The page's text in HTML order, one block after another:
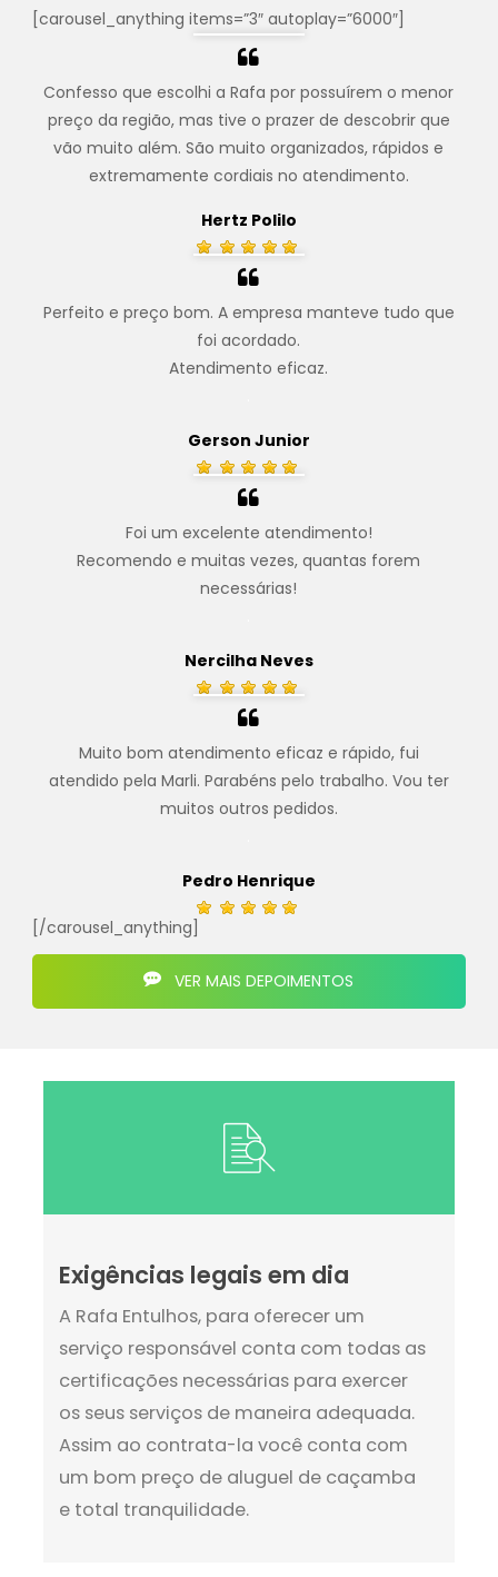
[carousel_anything items=”3″ autoplay=”6000″]
Confesso que escolhi a Rafa por possuírem o menor
preço da região, mas tive o prazer de descobrir que
vão muito além. São muito organizados, rápidos e
extremamente cordiais no atendimento.
Hertz Polilo
Perfeito e preço bom. A empresa manteve tudo que
foi acordado.
Atendimento eficaz.
Gerson Junior
Foi um excelente atendimento!
Recomendo e muitas vezes, quantas forem
necessárias!
Nercilha Neves
Muito bom atendimento eficaz e rápido, fui
atendido pela Marli. Parabéns pelo trabalho. Vou ter
muitos outros pedidos.
Pedro Henrique
[/carousel_anything]
VER MAIS DEPOIMENTOS
Exigências legais em dia
A Rafa Entulhos, para oferecer um
serviço responsável conta com todas as
certificações necessárias para exercer
os seus serviços de maneira adequada.
Assim ao contrata-la você conta com
um bom preço de aluguel de caçamba
e total tranquilidade.